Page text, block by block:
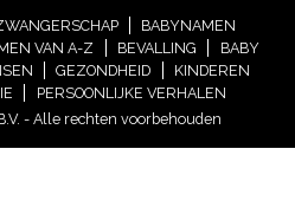
BABYNAMEN
VAN A-Z BEVALLING
BABY
GEZONDHEID
KINDEREN
PERSOONLIJKE VERHALEN
- Alle rechten voorbehouden